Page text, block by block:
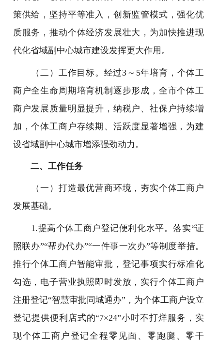
策供给，坚持平等准入，创新监管模式，强化优
质服务，推动个体经济发展壮大，为加快推进现
代化省域副中心城市建设发挥更大作用。
（二）工作目标。经过3～5年培育，个体工
商户全生命周期培育机制逐步形成，全市个体工
商户发展质量明显提升，纳税户、社保户持续增
加，个体工商户存续期、活跃度显著增强，为建
设省域副中心城市增添强劲动力。
二、工作任务
（一）打造最优营商环境，夯实个体工商户
发展基础。
1.提高个体工商户登记便利化水平。落实“证
照联办”“帮办代办”“一件事一次办”等制度举措。
推行个体工商户智能审批，登记事项实行标准化
勾选，电子营业执照即时发放，实行个体工商户
注册登记“智慧审批同城通办”，为个体工商户设立
登记提供便利店式的“7×24”小时不打烊服务，实
现个体工商户登记全程零见面、零跑腿、零干